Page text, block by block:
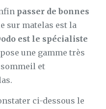
passer de bonnes
sur matelas est la
est le spécialiste
une gamme très
et
ci-dessous le